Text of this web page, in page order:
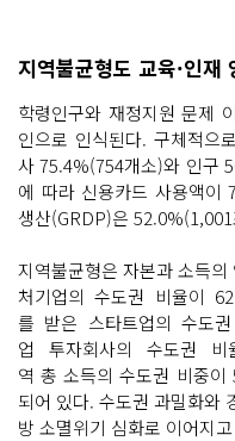
지역불균형도 교육·인재
학령인구와 재정지원 문제
인으로 인식된다. 구체적으
사 75.4%(754개소)와 인구
에 따라 신용카드 사용액이
생산(GRDP)은
지역불균형은 자본과 소득
처기업의 수도권 비율이
를 받은 스타트업의 수도
업 투자회사의 수도권 비
역 총 소득의 수도권 비중
되어 있다. 수도권 과밀화와
방 소멸위기 심화로 이어지